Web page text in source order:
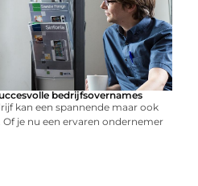
bedrijfsovernames
kan een spannende maar ook
je nu een ervaren ondernemer